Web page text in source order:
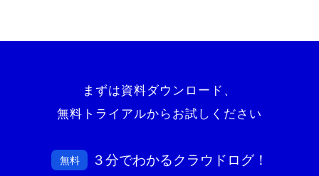
まずは資料ダウンロード、
無料トライアルからお試しください
無料 ３分でわかるクラウドログ！